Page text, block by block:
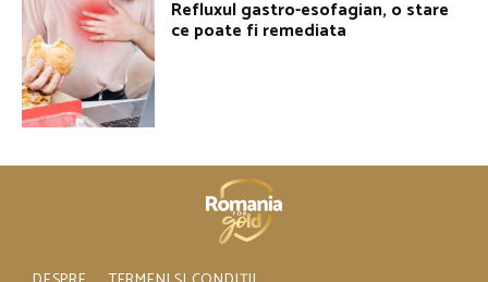
Refluxul gastro-esofagian, o stare
ce poate fi remediata